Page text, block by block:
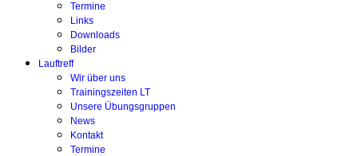
Termine
Links
Downloads
Bilder
Lauftreff
Wir über uns
Trainingszeiten LT
Unsere Übungsgruppen
News
Kontakt
Termine